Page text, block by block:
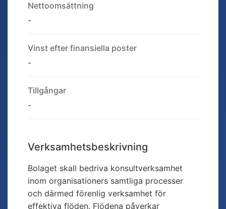
Nettoomsättning
-
Vinst efter finansiella poster
-
Tillgångar
-
Verksamhetsbeskrivning
Bolaget skall bedriva konsultverksamhet
inom organisationers samtliga processer
och därmed förenlig verksamhet för
effektiva flöden. Flödena påverkar